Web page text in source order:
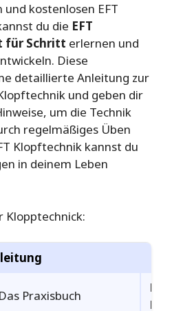
kostenlosen EFT
du die EFT
für Schritt erlernen und
Diese
detaillierte Anleitung zur
und geben dir
um die Technik
regelmäßiges Üben
Klopftechnik kannst du
in deinem Leben
Klopptechnick:
Praxisbuch
Link